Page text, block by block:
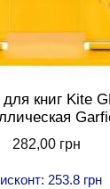
для книг Kite
282,00 грн
253.8 грн